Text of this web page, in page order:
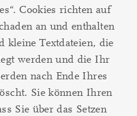
Cookies richten auf
an und enthalten
kleine Textdateien, die
werden und die Ihr
nach Ende Ihres
Sie können Ihren
Sie über das Setzen